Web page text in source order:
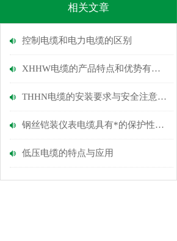
相关文章
控制电缆和电力电缆的区别
XHHW电缆的产品特点和优势有哪些呢？
THHN电缆的安装要求与安全注意事项
钢丝铠装仪表电缆具有*的保护性能和适应环境的能力
低压电缆的特点与应用